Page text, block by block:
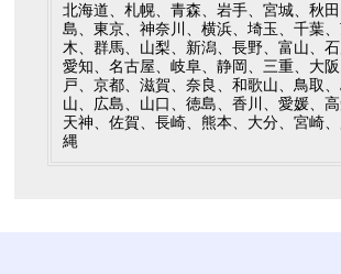
北海道、札幌、青森、岩手、宮城、秋
島、東京、神奈川、横浜、埼玉、千葉
木、群馬、山梨、新潟、長野、富山、石
愛知、名古屋、岐阜、静岡、三重、大
戸、京都、滋賀、奈良、和歌山、鳥取
山、広島、山口、徳島、香川、愛媛、高
天神、佐賀、長崎、熊本、大分、宮崎
縄